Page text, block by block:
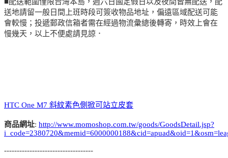
送地請留一般日間上班時段可簽收物品地址，偏遠區域配送可能
會較慢；投遞郵政信箱者需在經過物流彙總後轉寄，時效上會在
慢幾天，以上不便處請見諒．
HTC One M7 斜紋素色側掀可站立皮套
商品網址: http://www.momoshop.com.tw/goods/GoodsDetail.jsp?
-----------------------------------